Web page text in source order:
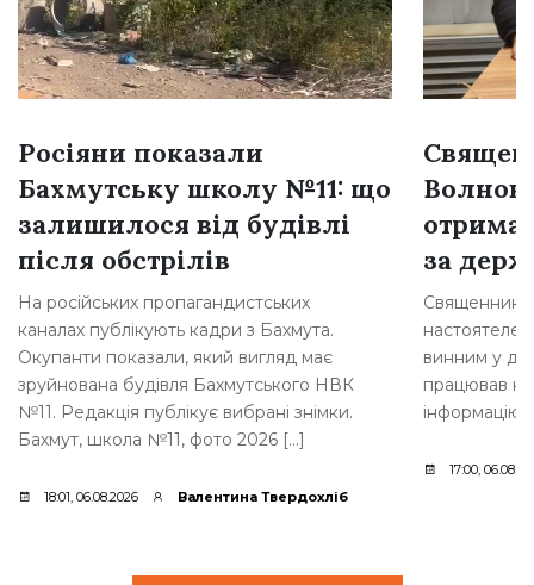
Росіяни показали
Бахмутську школу №11: що
залишилося від будівлі
після обстрілів
На російських пропагандистських
каналах публікують кадри з Бахмута.
Окупанти показали, який вигляд має
зруйнована будівля Бахмутського НВК
№11. Редакція публікує вибрані знімки.
Бахмут, школа №11, фото 2026 […]
18:01, 06.08.2026 Валентина Твердохліб
за
Священника
винним у
працював
інформацію
17:00,